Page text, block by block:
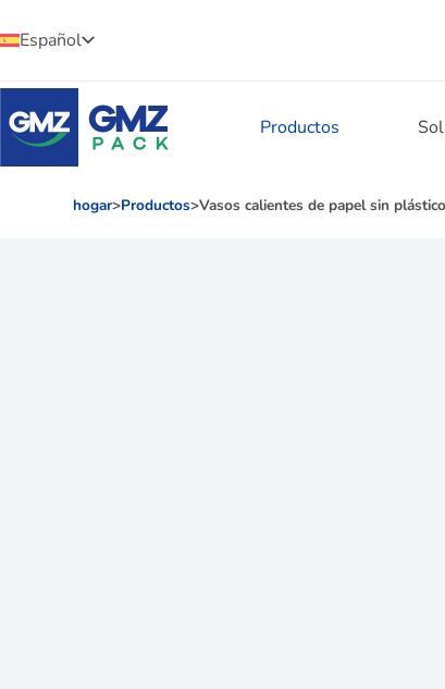
Español
Productos
hogar>Productos>Vasos calientes de papel sin plástico